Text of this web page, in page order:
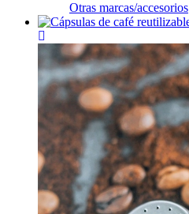
Otras marcas/accesorios